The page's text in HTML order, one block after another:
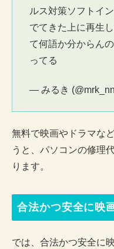
ルス対策ソフトイ
でてきた上に再生
て何語か分からん
ってる
— みるき
無料で映画やドラマな
うと、パソコンの修理
ります。
合法かつ安全に映
では、合法かつ安全に